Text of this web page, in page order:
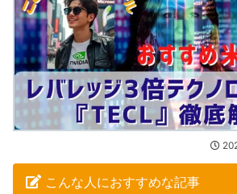
こんな人におすすめな記事